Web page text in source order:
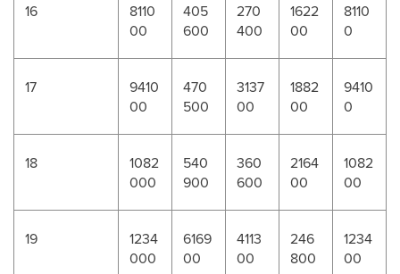
16
8110
00
405
600
270
400
1622
00
8110
0
17
9410
00
470
500
3137
00
1882
00
9410
0
18
1082
000
540
900
360
600
2164
00
1082
00
19
1234
000
6169
00
4113
00
246
800
1234
00